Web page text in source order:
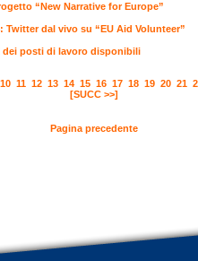
“New Narrative for Europe”
Twitter dal vivo su “EU Aid Volunteer”
dei posti di lavoro disponibili
10 11 12 13 14 15 16 17 18 19 20 21
[SUCC >>]
Pagina precedente